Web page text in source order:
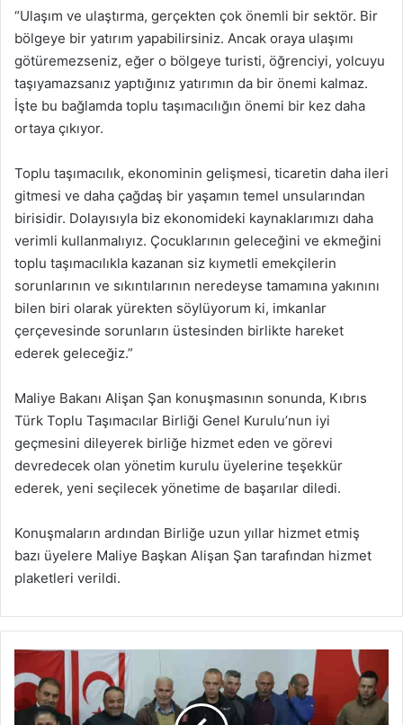
“Ulaşım ve ulaştırma, gerçekten çok önemli bir sektör. Bir
bölgeye bir yatırım yapabilirsiniz. Ancak oraya ulaşımı
götüremezseniz, eğer o bölgeye turisti, öğrenciyi, yolcuyu
taşıyamazsanız yaptığınız yatırımın da bir önemi kalmaz.
İşte bu bağlamda toplu taşımacılığın önemi bir kez daha
ortaya çıkıyor.
Toplu taşımacılık, ekonominin gelişmesi, ticaretin daha ileri
gitmesi ve daha çağdaş bir yaşamın temel unsularından
birisidir. Dolayısıyla biz ekonomideki kaynaklarımızı daha
verimli kullanmalıyız. Çocuklarının geleceğini ve ekmeğini
toplu taşımacılıkla kazanan siz kıymetli emekçilerin
sorunlarının ve sıkıntılarının neredeyse tamamına yakınını
bilen biri olarak yürekten söylüyorum ki, imkanlar
çerçevesinde sorunların üstesinden birlikte hareket
ederek geleceğiz.”
Maliye Bakanı Alişan Şan konuşmasının sonunda, Kıbrıs
Türk Toplu Taşımacılar Birliği Genel Kurulu’nun iyi
geçmesini dileyerek birliğe hizmet eden ve görevi
devredecek olan yönetim kurulu üyelerine teşekkür
ederek, yeni seçilecek yönetime de başarılar diledi.
Konuşmaların ardından Birliğe uzun yıllar hizmet etmiş
bazı üyelere Maliye Başkan Alişan Şan tarafından hizmet
plaketleri verildi.
Oktay
Gazimağusa'da
vatandaşlarla
buluştu: